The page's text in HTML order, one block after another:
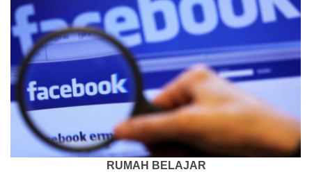
RUMAH BELAJAR